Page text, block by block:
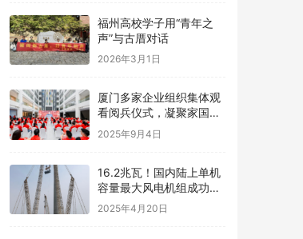
福州高校学子用“青年之
声”与古厝对话
2026年3月1日
厦门多家企业组织集体观
看阅兵仪式，凝聚家国情
怀与奋进力量！
2025年9月4日
16.2兆瓦！国内陆上单机
容量最大风电机组成功吊
装
2025年4月20日